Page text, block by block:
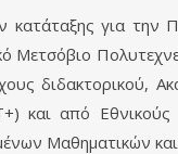
για την
Μετσόβιο
και από
Μαθηματικών